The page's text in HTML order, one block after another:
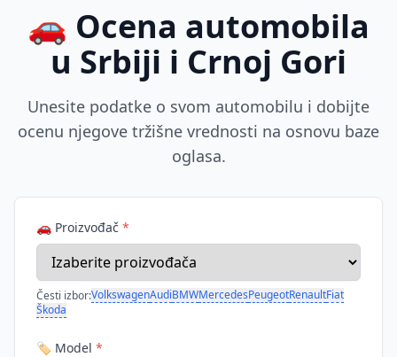
🚗 Ocena automobila
u Srbiji i Crnoj Gori
Unesite podatke o svom automobilu i dobijte
ocenu njegove tržišne vrednosti na osnovu baze
oglasa.
🚗 Proizvođač *
Česti izbor:VolkswagenAudiBMWMercedesPeugeotRenaultFiat
Škoda
🏷️ Model *